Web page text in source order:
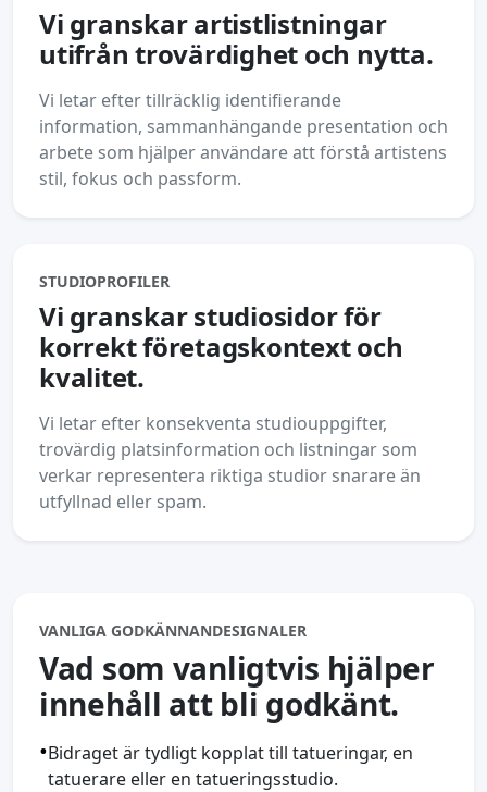
Vi granskar artistlistningar
utifrån trovärdighet och nytta.
Vi letar efter tillräcklig identifierande
information, sammanhängande presentation och
arbete som hjälper användare att förstå artistens
stil, fokus och passform.
STUDIOPROFILER
Vi granskar studiosidor för
korrekt företagskontext och
kvalitet.
Vi letar efter konsekventa studiouppgifter,
trovärdig platsinformation och listningar som
verkar representera riktiga studior snarare än
utfyllnad eller spam.
VANLIGA GODKÄNNANDESIGNALER
Vad som vanligtvis hjälper
innehåll att bli godkänt.
•Bidraget är tydligt kopplat till tatueringar, en
tatuerare eller en tatueringsstudio.